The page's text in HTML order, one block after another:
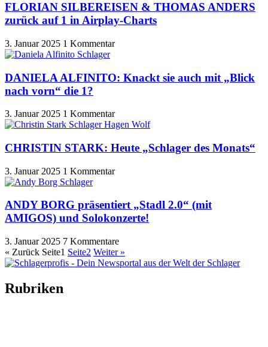
FLORIAN SILBEREISEN & THOMAS ANDERS
zurück auf 1 in Airplay-Charts
3. Januar 2025 1 Kommentar
DANIELA ALFINITO: Knackt sie auch mit „Blick
nach vorn“ die 1?
3. Januar 2025 1 Kommentar
CHRISTIN STARK: Heute „Schlager des Monats“
3. Januar 2025 1 Kommentar
ANDY BORG präsentiert „Stadl 2.0“ (mit
AMIGOS) und Solokonzerte!
3. Januar 2025 7 Kommentare
« Zurück Seite1 Seite2 Weiter »
Rubriken